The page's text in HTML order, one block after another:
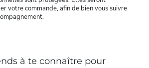
votre commande, afin de bien vous suivre
à te connaître pour